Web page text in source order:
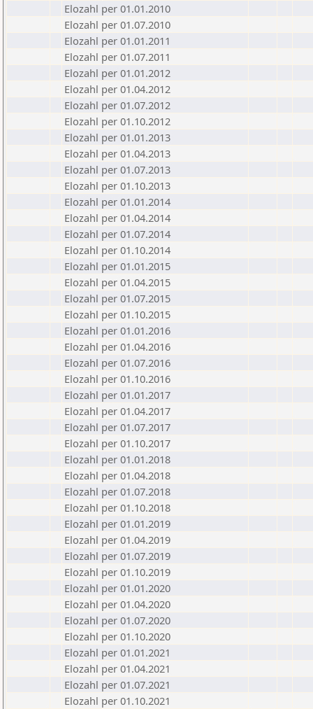
Elozahl per 01.01.2010
Elozahl per 01.07.2010
Elozahl per 01.01.2011
Elozahl per 01.07.2011
Elozahl per 01.01.2012
Elozahl per 01.04.2012
Elozahl per 01.07.2012
Elozahl per 01.10.2012
Elozahl per 01.01.2013
Elozahl per 01.04.2013
Elozahl per 01.07.2013
Elozahl per 01.10.2013
Elozahl per 01.01.2014
Elozahl per 01.04.2014
Elozahl per 01.07.2014
Elozahl per 01.10.2014
Elozahl per 01.01.2015
Elozahl per 01.04.2015
Elozahl per 01.07.2015
Elozahl per 01.10.2015
Elozahl per 01.01.2016
Elozahl per 01.04.2016
Elozahl per 01.07.2016
Elozahl per 01.10.2016
Elozahl per 01.01.2017
Elozahl per 01.04.2017
Elozahl per 01.07.2017
Elozahl per 01.10.2017
Elozahl per 01.01.2018
Elozahl per 01.04.2018
Elozahl per 01.07.2018
Elozahl per 01.10.2018
Elozahl per 01.01.2019
Elozahl per 01.04.2019
Elozahl per 01.07.2019
Elozahl per 01.10.2019
Elozahl per 01.01.2020
Elozahl per 01.04.2020
Elozahl per 01.07.2020
Elozahl per 01.10.2020
Elozahl per 01.01.2021
Elozahl per 01.04.2021
Elozahl per 01.07.2021
Elozahl per 01.10.2021